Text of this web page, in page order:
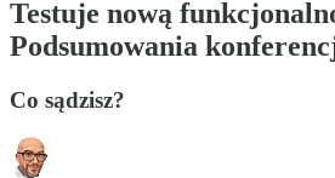
Testuje nową
Podsumowania
Co sądzisz?